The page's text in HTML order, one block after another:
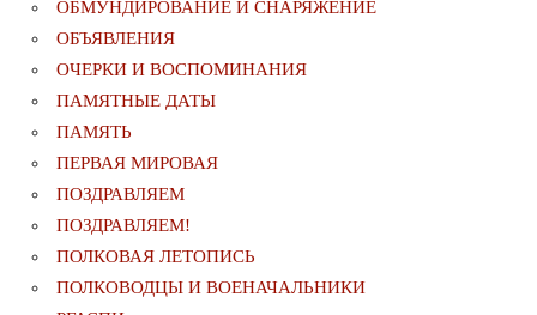
ОБМУНДИРОВАНИЕ И СНАРЯЖЕНИЕ
ОБЪЯВЛЕНИЯ
ОЧЕРКИ И ВОСПОМИНАНИЯ
ПАМЯТНЫЕ ДАТЫ
ПАМЯТЬ
ПЕРВАЯ МИРОВАЯ
ПОЗДРАВЛЯЕМ
ПОЗДРАВЛЯЕМ!
ПОЛКОВАЯ ЛЕТОПИСЬ
ПОЛКОВОДЦЫ И ВОЕНАЧАЛЬНИКИ